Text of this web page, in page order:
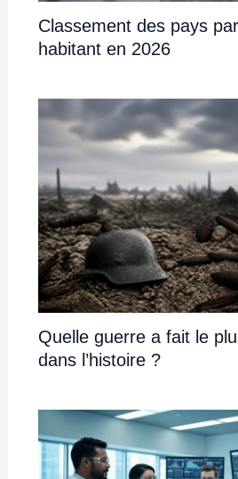
Classement des pays
habitant en 2026
Quelle guerre a fait le
dans l’histoire ?